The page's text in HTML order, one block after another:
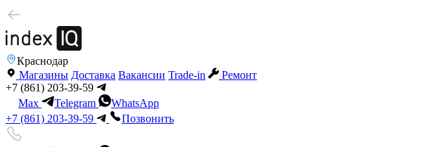
Краснодар
Магазины Доставка Вакансии Trade-in
Ремонт
+7 (861) 203-39-59
Max
Telegram
WhatsApp
+7 (861) 203-39-59
Позвонить